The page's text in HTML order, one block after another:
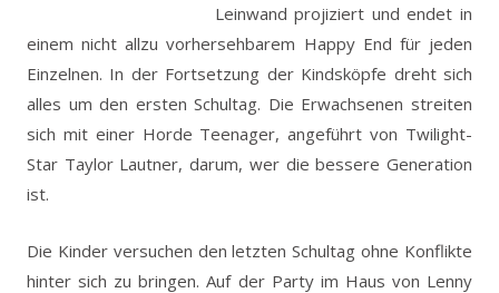
Leinwand projiziert und endet in
einem nicht allzu vorhersehbarem Happy End für jeden
Einzelnen. In der Fortsetzung der Kindsköpfe dreht sich
alles um den ersten Schultag. Die Erwachsenen streiten
sich mit einer Horde Teenager, angeführt von Twilight-
Star Taylor Lautner, darum, wer die bessere Generation
ist.
Die Kinder versuchen den letzten Schultag ohne Konflikte
hinter sich zu bringen. Auf der Party im Haus von Lenny